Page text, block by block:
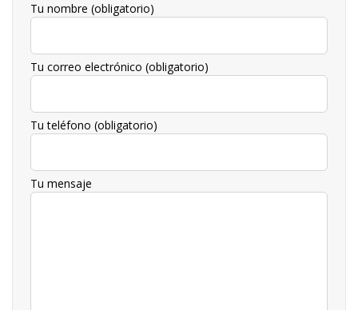
Tu nombre (obligatorio)
Tu correo electrónico (obligatorio)
Tu teléfono (obligatorio)
Tu mensaje